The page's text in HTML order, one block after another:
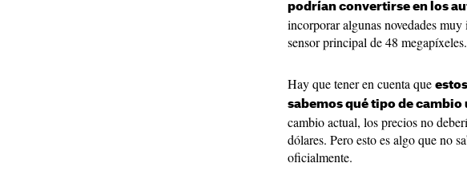
podrían convertirse en los
incorporar algunas novedades
sensor principal de 48 megapíxeles.
Hay que tener en cuenta que
sabemos qué tipo de
cambio actual, los precios no
dólares. Pero esto es algo que no
oficialmente.